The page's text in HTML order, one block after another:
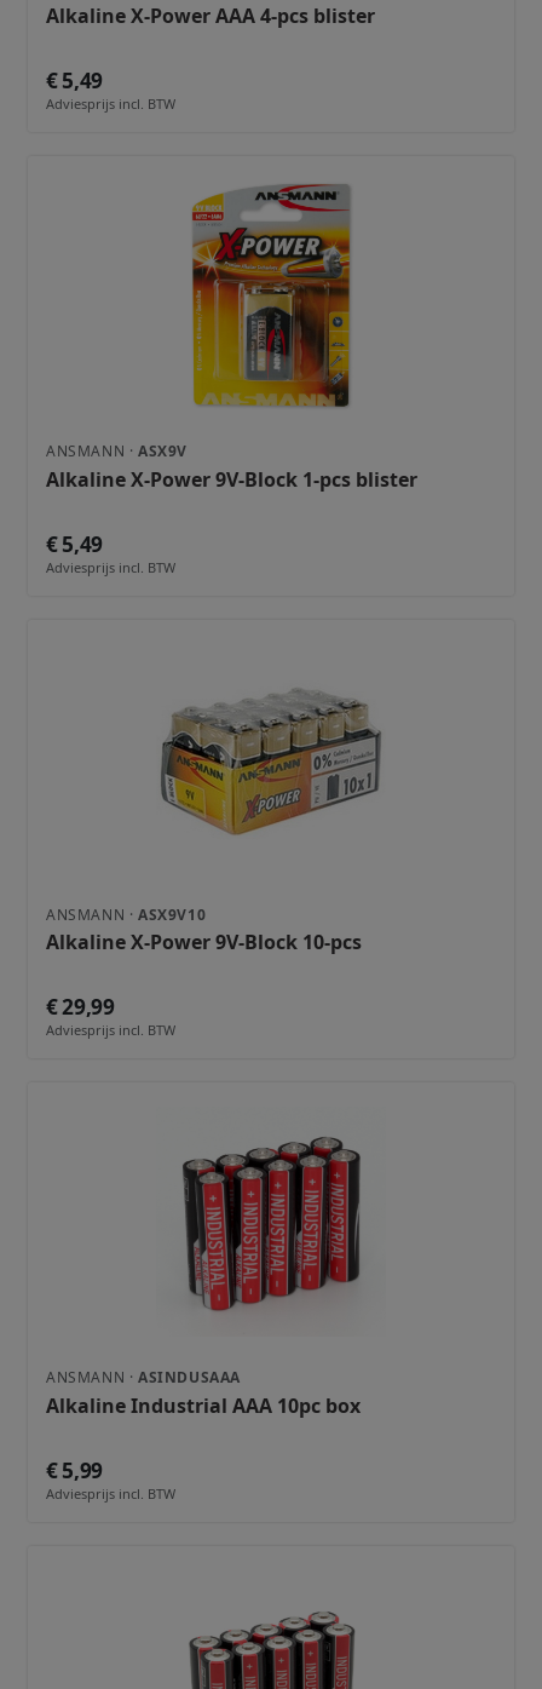
Alkaline X-Power AAA 4-pcs blister
€ 5,49
Adviesprijs incl. BTW
ANSMANN · ASX9V
Alkaline X-Power 9V-Block 1-pcs blister
€ 5,49
Adviesprijs incl. BTW
ANSMANN · ASX9V10
Alkaline X-Power 9V-Block 10-pcs
€ 29,99
Adviesprijs incl. BTW
ANSMANN · ASINDUSAAA
Alkaline Industrial AAA 10pc box
€ 5,99
Adviesprijs incl. BTW